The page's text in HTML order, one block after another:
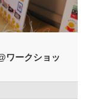
ワークショッ